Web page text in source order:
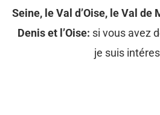
Seine, le Val d’Oise, le Val de
Denis et l’Oise: si vous avez
je suis